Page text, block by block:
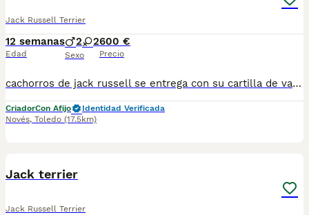
Jack Russell Terrier
12 semanas
Edad
2 2
Sexo
600 €
Precio
cachorros de jack russell se entrega con su cartilla de vacunación y desparasitación correspondiente a su edad. puede venir a verlo sin compromiso para mas información escribanos al 698979889 la foto de la portada no es de los cachorro pregúntenos y le mandamos foto actual de ellos iva n incluido en el precio
CriadorCon Afijo
Identidad Verificada
Novés, Toledo (17.5km)
Jack terrier
Jack Russell Terrier